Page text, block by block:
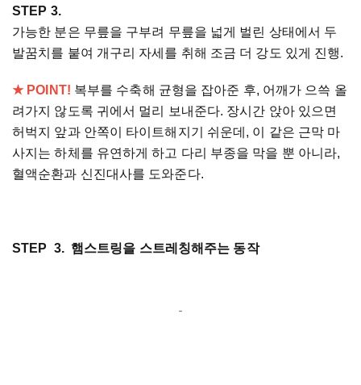
STEP 3.
가능한 분은 무릎을 구부려 무릎을 넓게 벌린 상태에서 두
발꿈치를 붙여 개구리 자세를 취해 조금 더 강도 있게 진행.
★ POINT! 복부를 수축해 균형을 잡아준 후, 어깨가 으쓱 올
려가지 않도록 귀에서 멀리 보내준다. 장시간 앉아 있으면
허벅지 앞과 안쪽이 타이트해지기 쉬운데, 이 같은 근막 마
사지는 하체를 유연하게 하고 다리 부종을 막을 뿐 아니라,
혈액순환과 신진대사를 도와준다.
STEP 3. 햄스트링을 스트레칭해주는 동작